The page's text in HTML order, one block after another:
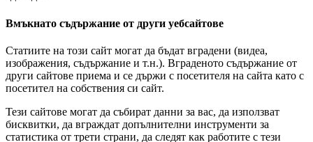
Вмъкнато съдържание от други уебсайтове
Статиите на този сайт могат да бъдат вградени (видеа,
изображения, съдържание и т.н.). Вграденото съдържание от
други сайтове приема и се държи с посетителя на сайта като с
посетител на собствения си сайт.
Тези сайтове могат да събират данни за вас, да използват
бисквитки, да вграждат допълнителни инструменти за
статистика от трети страни, да следят как работите с тези